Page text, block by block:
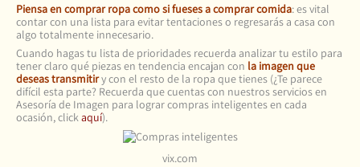
Piensa en comprar ropa como si fueses a comprar comida: es vital
contar con una lista para evitar tentaciones o regresarás a casa con
algo totalmente innecesario.
Cuando hagas tu lista de prioridades recuerda analizar tu estilo para
tener claro qué piezas en tendencia encajan con la imagen que
deseas transmitiry con el resto de la ropa que tienes (¿Te parece
difícil esta parte? Recuerda que cuentas con nuestros servicios en
Asesoría de Imagen para lograr compras inteligentes en cada
ocasión, click aquí).
vix.com